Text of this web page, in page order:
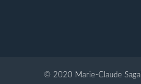
© 2020 Marie-Claude